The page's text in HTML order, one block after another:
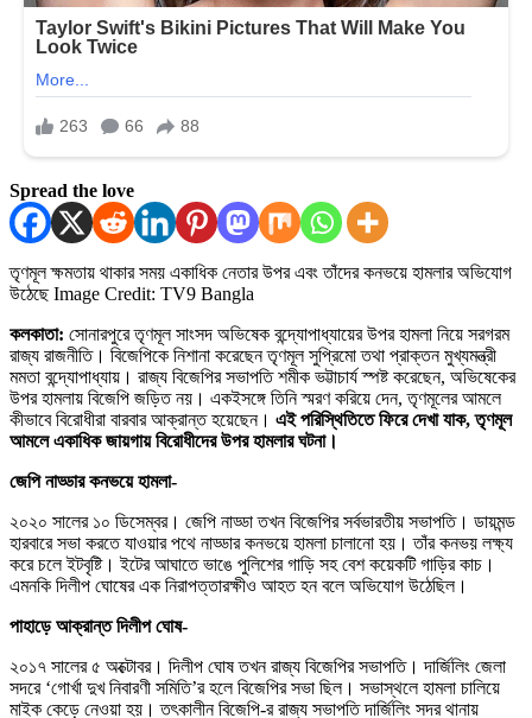
Spread the love
তৃণমূল ক্ষমতায় থাকার সময় একাধিক নেতার উপর এবং তাঁদের কনভয়ে হামলার অভিযোগ
উঠেছেImage Credit: TV9 Bangla
কলকাতা: সোনারপুরে তৃণমূল সাংসদ অভিষেক বন্দ্যোপাধ্যায়ের উপর হামলা নিয়ে সরগরম
রাজ্য রাজনীতি। বিজেপিকে নিশানা করেছেন তৃণমূল সুপ্রিমো তথা প্রাক্তন মুখ্যমন্ত্রী
মমতা বন্দ্যোপাধ্যায়। রাজ্য বিজেপির সভাপতি শমীক ভট্টাচার্য স্পষ্ট করেছেন, অভিষেকের
উপর হামলায় বিজেপি জড়িত নয়। একইসঙ্গে তিনি স্মরণ করিয়ে দেন, তৃণমূলের আমলে
কীভাবে বিরোধীরা বারবার আক্রান্ত হয়েছেন। এই পরিস্থিতিতে ফিরে দেখা যাক, তৃণমূল
আমলে একাধিক জায়গায় বিরোধীদের উপর হামলার ঘটনা।
জেপি নাড্ডার কনভয়ে হামলা-
২০২০ সালের ১০ ডিসেম্বর। জেপি নাড্ডা তখন বিজেপির সর্বভারতীয় সভাপতি। ডায়মন্ড
হারবারে সভা করতে যাওয়ার পথে নাড্ডার কনভয়ে হামলা চালানো হয়। তাঁর কনভয় লক্ষ্য
করে চলে ইটবৃষ্টি। ইটের আঘাতে ভাঙে পুলিশের গাড়ি সহ বেশ কয়েকটি গাড়ির কাচ।
এমনকি দিলীপ ঘোষের এক নিরাপত্তারক্ষীও আহত হন বলে অভিযোগ উঠেছিল।
পাহাড়ে আক্রান্ত দিলীপ ঘোষ-
২০১৭ সালের ৫ অক্টোবর। দিলীপ ঘোষ তখন রাজ্য বিজেপির সভাপতি। দার্জিলিং জেলা
সদরে ‘গোর্খা দুখ নিবারণী সমিতি’র হলে বিজেপির সভা ছিল। সভাস্থলে হামলা চালিয়ে
মাইক কেড়ে নেওয়া হয়। তৎকালীন বিজেপি-র রাজ্য সভাপতি দার্জিলিং সদর থানায়